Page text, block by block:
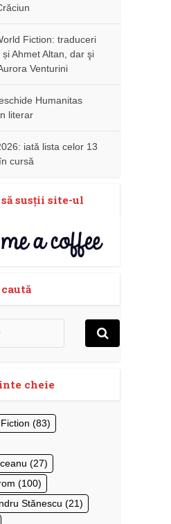
Fiction: traduceri
Ahmet Altan, dar şi
Venturini
Humanitas
literar
iată lista celor 13
cursă
susţii site-ul
caută
cheie
(83)
(27)
(100)
Stănescu (21)